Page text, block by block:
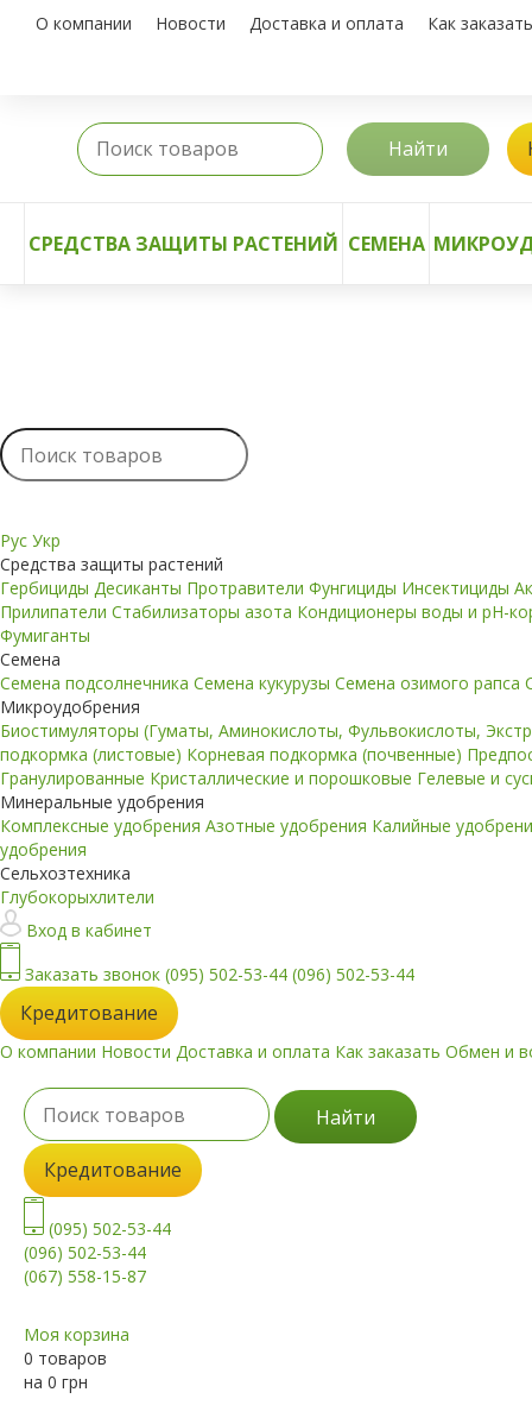
О компании Новости Доставка и оплата Как заказать
Найти
СРЕДСТВА ЗАЩИТЫ РАСТЕНИЙ СЕМЕНА
Рус Укр
Средства защиты растений
Гербициды Десиканты Протравители Фунгициды Инсектициды
Прилипатели Стабилизаторы азота Кондиционеры воды и pH-
Фумиганты
Семена
Семена подсолнечника Семена кукурузы Семена озимого рапса
Микроудобрения
Биостимуляторы (Гуматы, Аминокислоты, Фульвокислоты,
подкормка (листовые) Корневая подкормка (почвенные)
Гранулированные Кристаллические и порошковые Гелевые и
Минеральные удобрения
Комплексные удобрения Азотные удобрения Калийные
удобрения
Сельхозтехника
Глубокорыхлители
Вход в кабинет
Заказать звонок (095) 502-53-44 (096) 502-53-44
Кредитование
О компании Новости Доставка и оплата Как заказать Обмен и
Найти
Кредитование
(095) 502-53-44
(096) 502-53-44
(067) 558-15-87
Моя корзина
0 товаров
на 0 грн